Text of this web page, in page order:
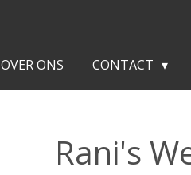
OVER ONS CONTACT
Rani's